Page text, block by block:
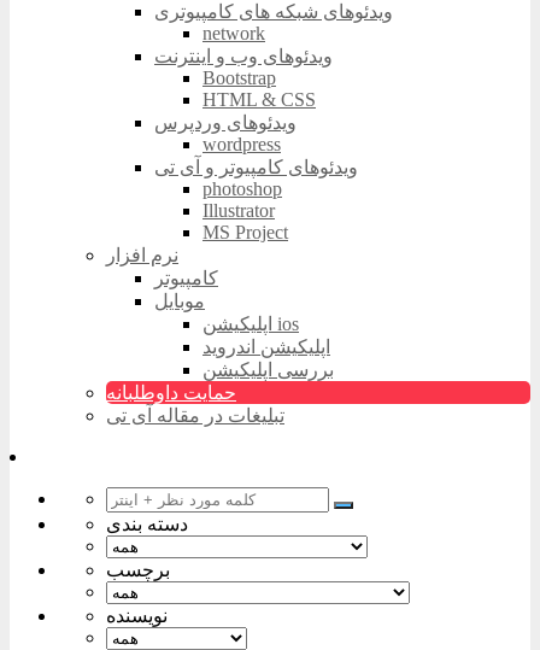
ویدئوهای شبکه های کامپیوتری
network
ویدئوهای وب و اینترنت
Bootstrap
HTML & CSS
ویدئوهای وردپرس
wordpress
ویدئوهای کامپیوتر و آی تی
photoshop
Illustrator
MS Project
نرم افزار
کامپیوتر
موبایل
اپلیکیشن ios
اپلیکیشن اندروید
بررسی اپلیکیشن
حمایت داوطلبانه
تبلیغات در مقاله آی تی
دسته بندی
برچسب
نویسنده